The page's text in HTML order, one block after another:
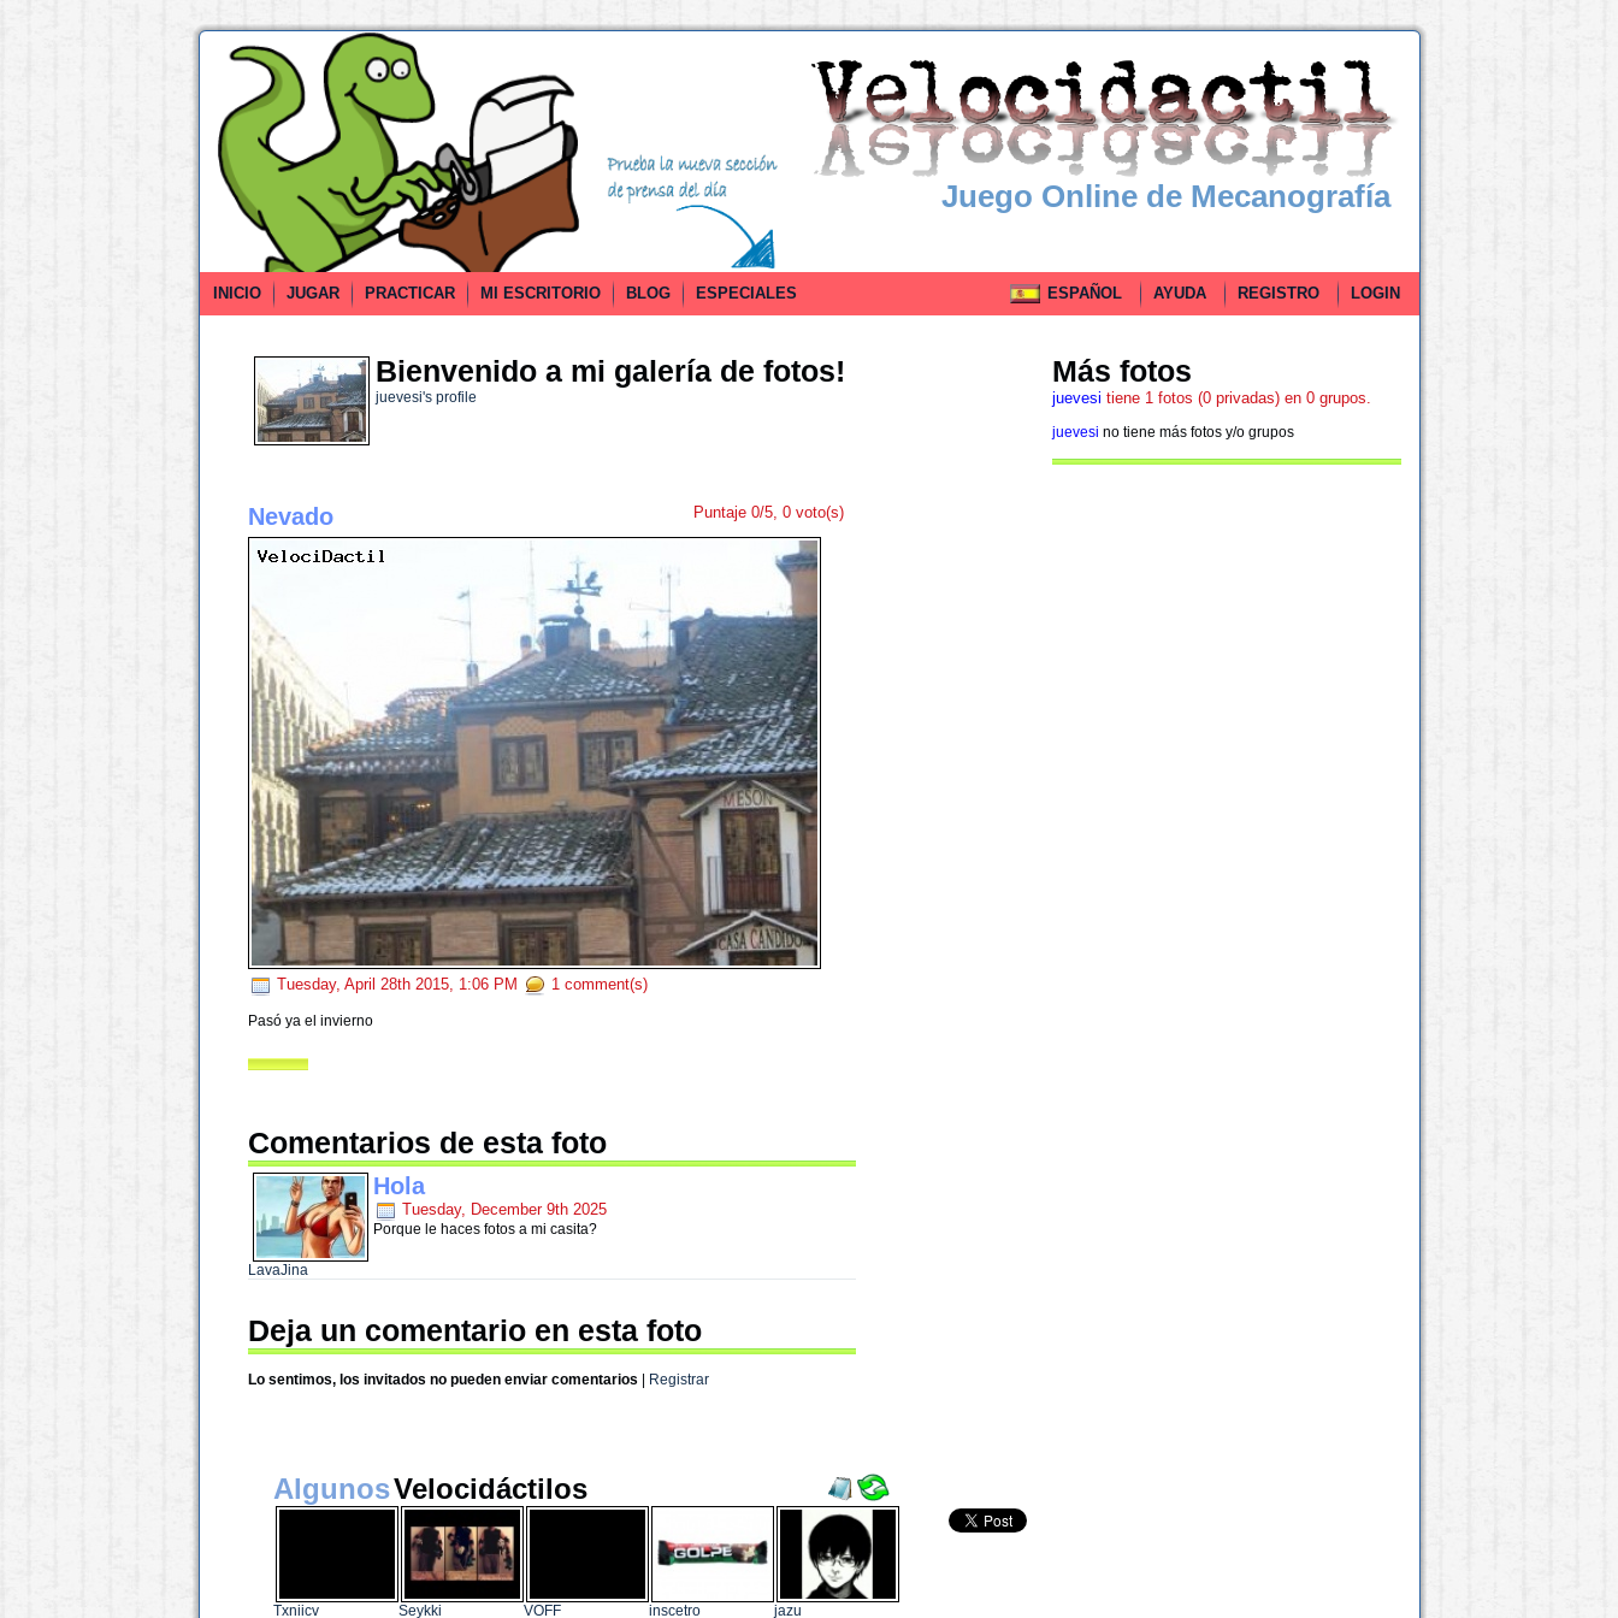
Juego Online de Mecanografía
INICIO JUGAR PRACTICAR MI ESCRITORIO BLOG ESPECIALES ESPAÑOL AYUDA REGISTRO LOGIN
Bienvenido a mi galería de fotos!
juevesi's profile
Nevado Puntaje 0/5, 0 voto(s)
Tuesday, April 28th 2015, 1:06 PM 1 comment(s)
Pasó ya el invierno
Comentarios de esta foto
LavaJina
Hola
Tuesday, December 9th 2025
Porque le haces fotos a mi casita?
Deja un comentario en esta foto
Lo sentimos, los invitados no pueden enviar comentarios Registrar
Más fotos
juevesi tiene 1 fotos (0 privadas) en 0 grupos.
juevesi no tiene más fotos y/o grupos
AlgunosVelocidáctilos
Txniicv Seykki VOFF inscetro jazu